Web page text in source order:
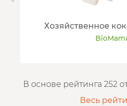
Хозяйственное
В основе рейтинга 252
Весь